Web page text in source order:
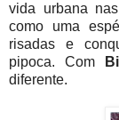
vida urbana
como uma
risadas e
pipoca. Com
diferente.